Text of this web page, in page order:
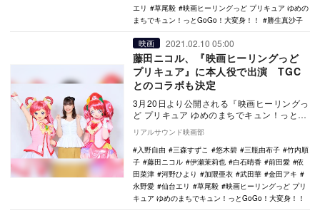
エリ
草尾毅
映画ヒーリングっど プリキュア ゆめの
まちでキュン！っとGoGo！大変身！！
勝生真沙子
映画 2021.02.10 05:00
藤田ニコル、『映画ヒーリングっど
プリキュア』に本人役で出演 TGC
とのコラボも決定
3月20日より公開される『映画ヒーリングっ
ど プリキュア ゆめのまちでキュン！っと
GoGo！大変身！！』に、藤田ニコルが本人
役と…
リアルサウンド映画部
入野自由
三森すずこ 悠木碧 三瓶由布子
竹内順
子
藤田ニコル 伊瀬茉莉也 白石晴香 前田愛
依
田菜津
河野ひより 加隈亜衣 武田華
金田アキ
永野愛
仙台エリ 草尾毅
映画ヒーリングっど プリ
キュア ゆめのまちでキュン！っとGoGo！大変身！！